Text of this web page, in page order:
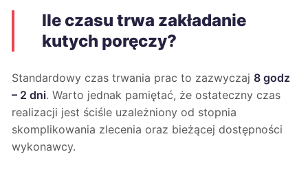
Ile czasu trwa zakładanie
kutych poręczy?
Standardowy czas trwania prac to zazwyczaj 8 godz
– 2 dni. Warto jednak pamiętać, że ostateczny czas
realizacji jest ściśle uzależniony od stopnia
skomplikowania zlecenia oraz bieżącej dostępności
wykonawcy.